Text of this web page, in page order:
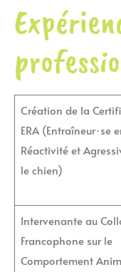
Création de la
ERA (Entraîneur·se
Réactivité et
le chien)
Intervenante au
Francophone sur le
Comportement